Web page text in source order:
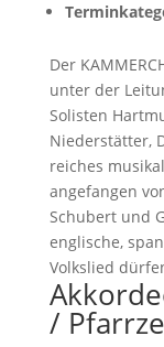
Der
unter der
Solisten
Niederstätter,
reiches
angefangen
Schubert und
englische,
Volkslied
/